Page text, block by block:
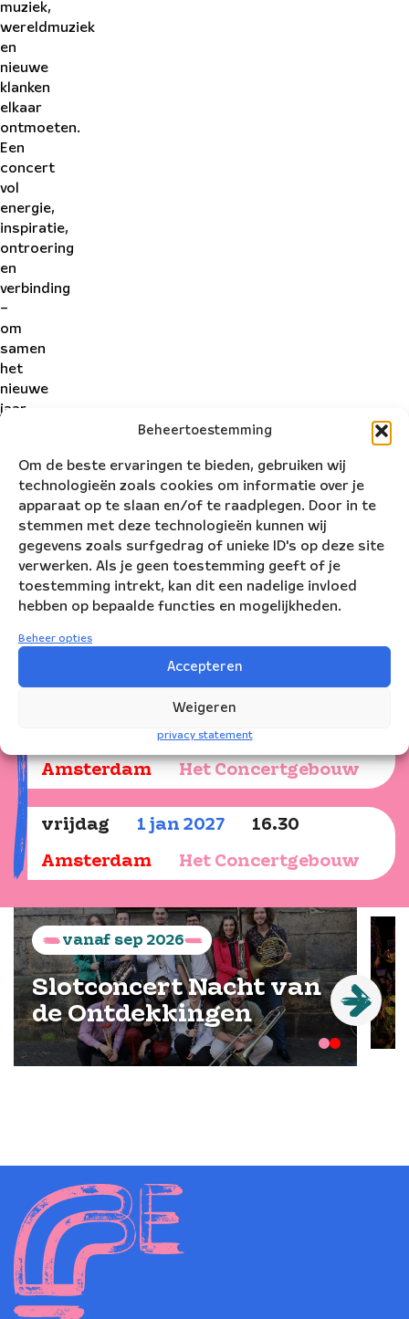
Beheertoestemming
Om de beste ervaringen te bieden, gebruiken wij
technologieën zoals cookies om informatie over je
apparaat op te slaan en/of te raadplegen. Door in te
stemmen met deze technologieën kunnen wij
gegevens zoals surfgedrag of unieke ID's op deze site
verwerken. Als je geen toestemming geeft of je
toestemming intrekt, kan dit een nadelige invloed
hebben op bepaalde functies en mogelijkheden.
Beheer opties
Accepteren
Weigeren
privacy statement
muziek,
wereldmuziek
en
nieuwe
klanken
elkaar
ontmoeten.
Een
concert
vol
energie,
inspiratie,
ontroering
en
verbinding
–
om
samen
het
nieuwe
jaar
beginnen.
Speeldata
donderdag 31dec2026 15.00
jan2027 13.30
Amsterdam Het Concertgebouw
vrijdag 1 jan 2027 16.30
Amsterdam Het Concertgebouw
vanaf sep 2026
Slotconcert Nacht van
de Ontdekkingen